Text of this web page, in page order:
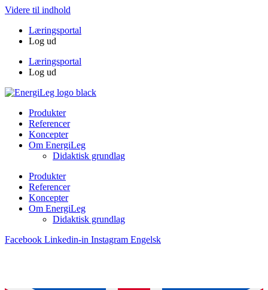
Videre til indhold
Læringsportal
Log ud
Læringsportal
Log ud
Produkter
Referencer
Koncepter
Om EnergiLeg
Didaktisk grundlag
Produkter
Referencer
Koncepter
Om EnergiLeg
Didaktisk grundlag
Facebook Linkedin-in Instagram Engelsk